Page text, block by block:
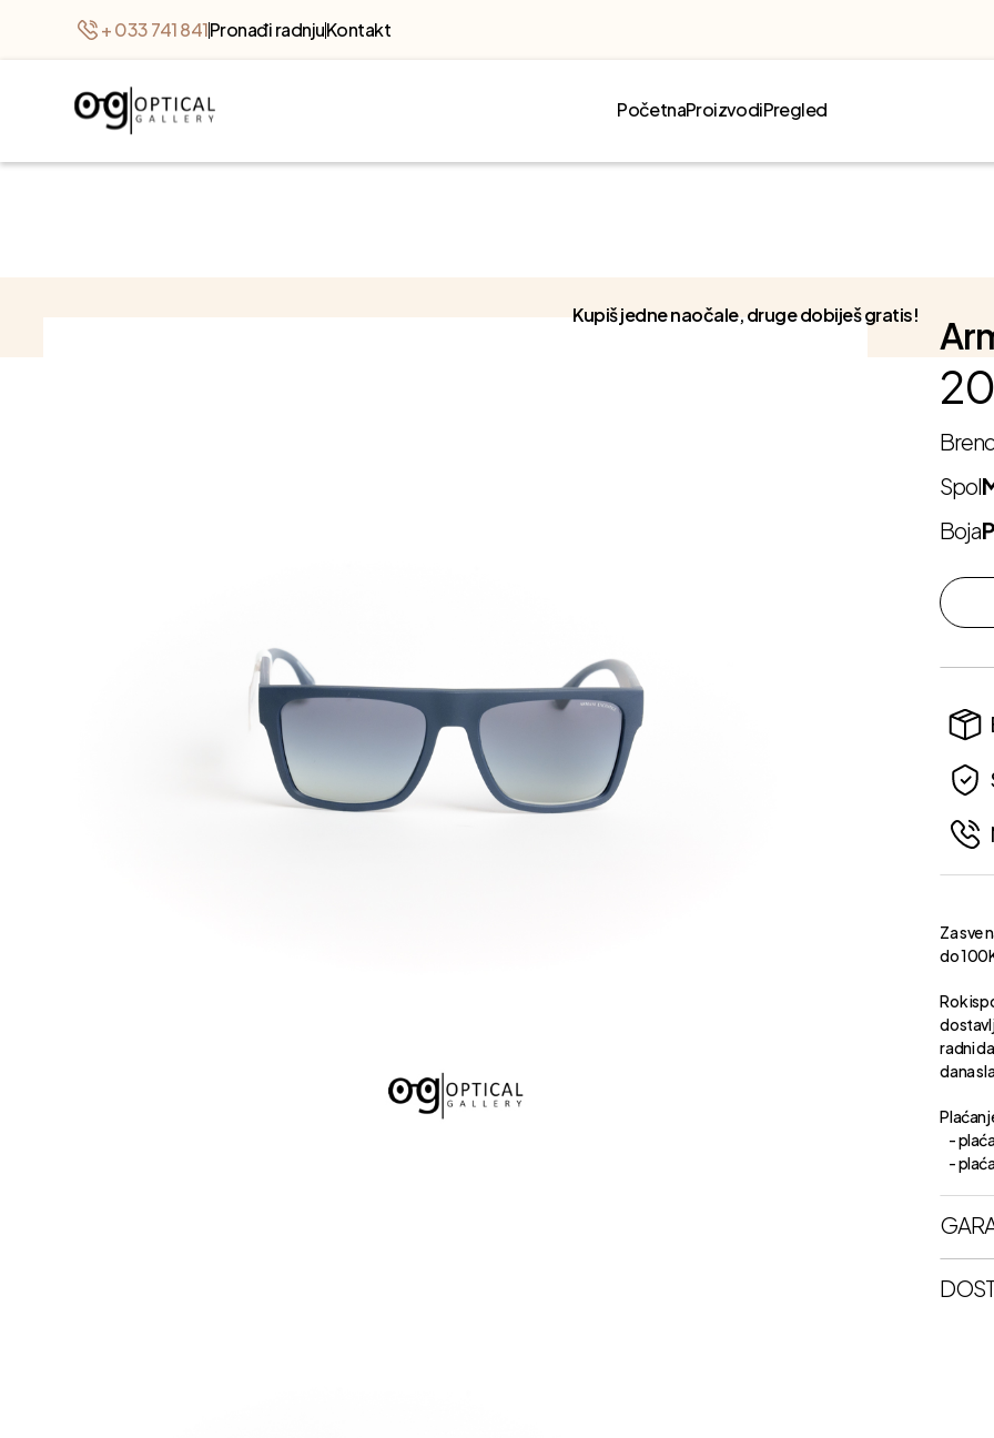
+ 033 741 841Pronađi radnjuKontakt
PočetnaProizvodiPregled
Kupiš jedne naočale, druge dobiješ gratis!
Spol
Boja
Za sve
do
Rok
radni
dana
-
-